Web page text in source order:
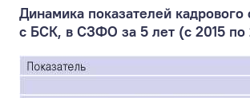
Динамика показателей
с БСК, в СЗФО за 5 лет (с 2015 по